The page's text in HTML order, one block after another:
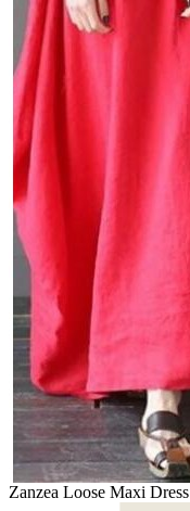
Zanzea Loose Maxi Dress